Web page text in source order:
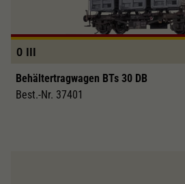
0 III
Behältertragwagen BTs 30 DB
Best.-Nr. 37401